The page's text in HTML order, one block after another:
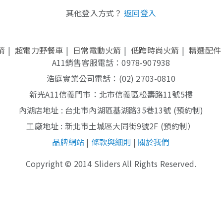
其他登入方式？ 返回登入
超電力野餐車 日常電動火箭 低跨時尚火箭
精選配件
A11銷售客服電話：0978-907938
浩庭實業公司電話：(02) 2703-0810
新光A11信義門市：北市信義區松壽路11號5樓
內湖店地址 : 台北市內湖區基湖路35巷13號 (預約制)
工廠地址 : 新北市土城區大同街9號2F (預約制）
品牌網站 | 條款與細則 | 關於我們
Copyright© 2014 Sliders All Rights Reserved.